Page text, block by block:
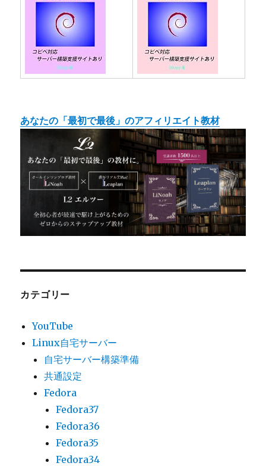
あなたの「最初で最後」のアフィリエイト教材
カテゴリー
YouTube
Linux自宅サーバー
自宅サーバー構築準備
共通設定
Fedora
Fedora37
Fedora36
Fedora35
Fedora34